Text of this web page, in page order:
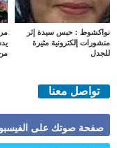
نواكشوط : حبس سيدة إثر
منشورات إلكترونية مثيرة
للجدل
تواصل معنا
صفحة صوتك على